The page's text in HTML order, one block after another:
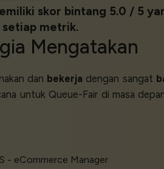
skor bintang 5.0 / 5
setiap metrik.
Mengatakan
dan bekerja dengan sangat
untuk Queue-Fair di masa
- eCommerce Manager